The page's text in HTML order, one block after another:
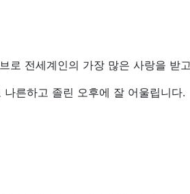
로 전세계인의 가장 많은 사랑을 받
나른하고 졸린 오후에 잘 어울립니다.